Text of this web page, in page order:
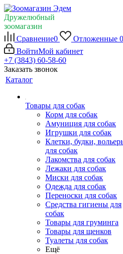
Дружелюбный
зоомагазин
Сравнение0 Отложенные 0
ВойтиМой кабинет
+7 (3843) 60-58-60
Заказать звонок
Каталог
Товары для собак
Корм для собак
Амуниция для собак
Игрушки для собак
Клетки, будки,
для собак
Лакомства для собак
Лежаки для собак
Миски для собак
Одежда для собак
Переноски для собак
Средства гигиены для
собак
Товары для груминга
Товары для щенков
Туалеты для собак
Ещё